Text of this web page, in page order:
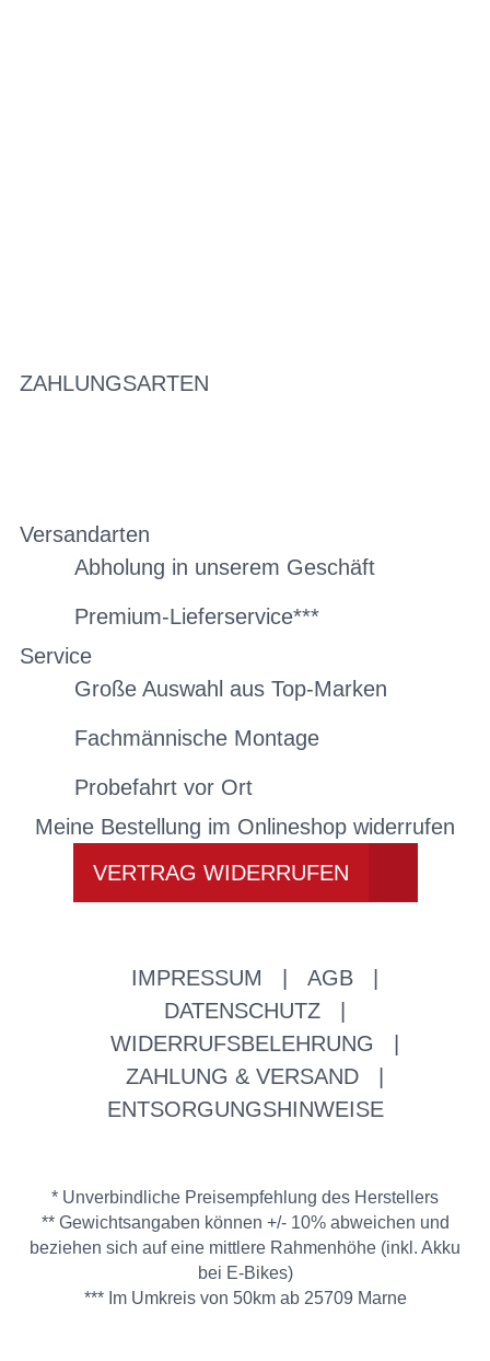
ZAHLUNGSARTEN
Versandarten
Abholung in unserem Geschäft
Premium-Lieferservice***
Service
Große Auswahl aus Top-Marken
Fachmännische Montage
Probefahrt vor Ort
Meine Bestellung im Onlineshop widerrufen
VERTRAG WIDERRUFEN
IMPRESSUM AGB
DATENSCHUTZ
WIDERRUFSBELEHRUNG
ZAHLUNG & VERSAND
ENTSORGUNGSHINWEISE
* Unverbindliche Preisempfehlung des Herstellers
** Gewichtsangaben können +/- 10% abweichen und
beziehen sich auf eine mittlere Rahmenhöhe (inkl. Akku
bei E-Bikes)
*** Im Umkreis von 50km ab 25709 Marne